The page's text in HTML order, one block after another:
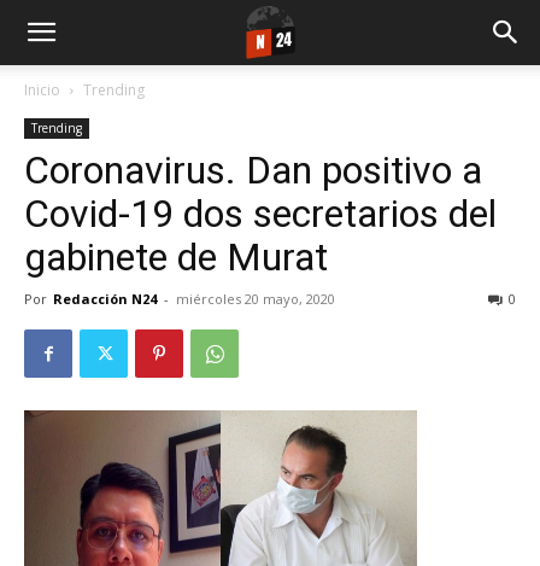
Inicio Trending
Trending
Coronavirus. Dan positivo a
Covid-19 dos secretarios del
gabinete de Murat
Por Redacción N24 - miércoles 20 mayo, 2020 0